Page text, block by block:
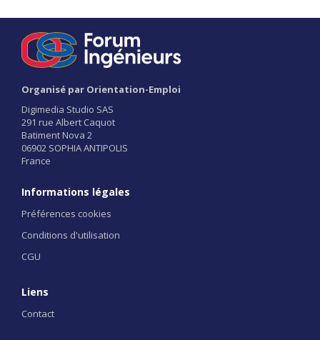
Organisé par Orientation-Emploi
Digimedia Studio SAS
291 rue Albert Caquot
Batiment Nova 2
06902 SOPHIA ANTIPOLIS
France
Informations légales
Préférences cookies
Conditions d'utilisation
CGU
Liens
Contact